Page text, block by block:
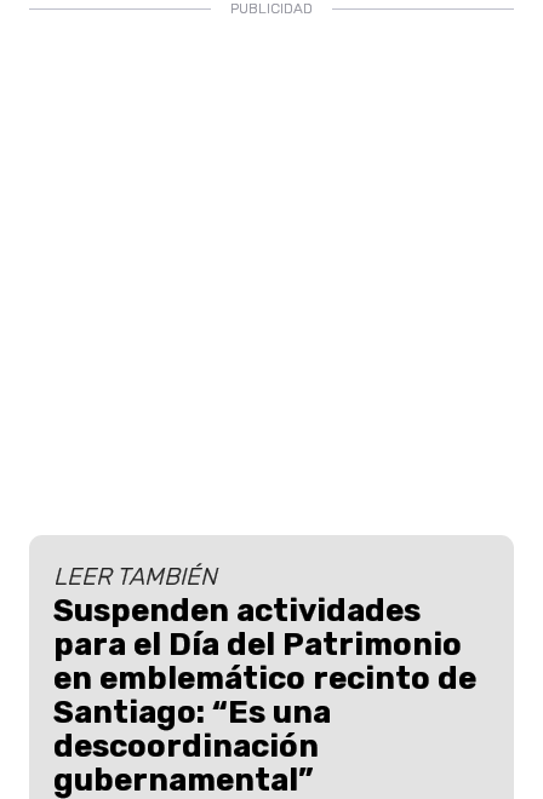
LEER TAMBIÉN
Suspenden actividades
para el Día del Patrimonio
en emblemático recinto de
Santiago: “Es una
descoordinación
gubernamental”